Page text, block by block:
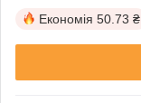
Економія 50.73 ₴